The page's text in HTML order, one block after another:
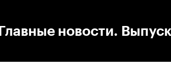
Главные новости.